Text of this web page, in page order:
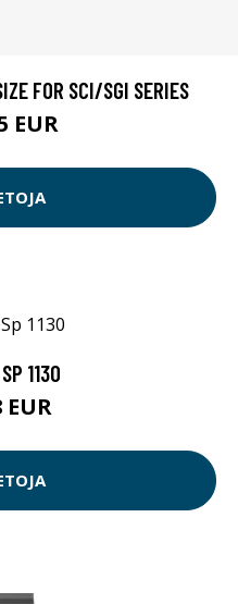
FOR SCI/SGI SERIES
EUR
1130
EUR